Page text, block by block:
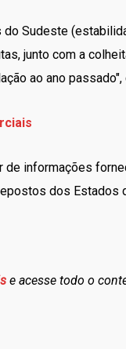
Sudeste
junto com a
ao ano passado",
informações
dos Estados de
e acesse todo o